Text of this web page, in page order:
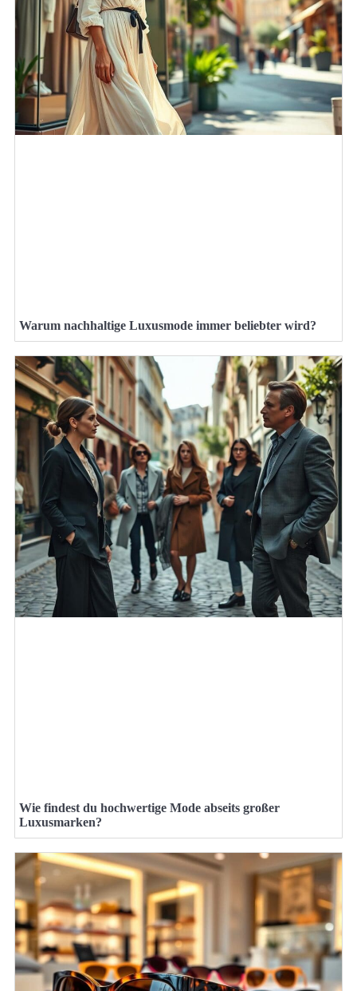
Warum nachhaltige Luxusmode immer beliebter wird?
Wie findest du hochwertige Mode abseits großer
Luxusmarken?